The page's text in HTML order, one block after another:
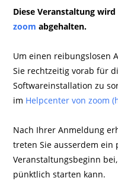
Diese Veranstaltung
zoom abgehalten.
Um einen reibungslosen
Sie rechtzeitig vorab für
Softwareinstallation zu
im Helpcenter von zoom
Nach Ihrer Anmeldung
treten Sie ausserdem ein
Veranstaltungsbeginn
pünktlich starten kann.